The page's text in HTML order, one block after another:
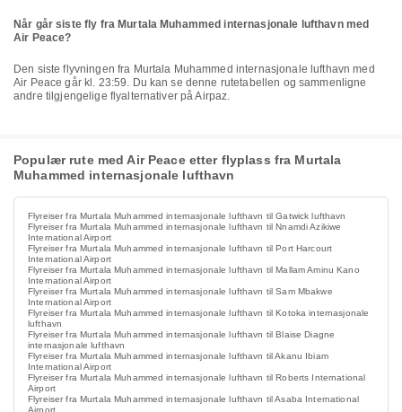
Når går siste fly fra Murtala Muhammed internasjonale lufthavn med
Air Peace?
Den siste flyvningen fra Murtala Muhammed internasjonale lufthavn med
Air Peace går kl. 23:59. Du kan se denne rutetabellen og sammenligne
andre tilgjengelige flyalternativer på Airpaz.
Populær rute med Air Peace etter flyplass fra Murtala
Muhammed internasjonale lufthavn
Flyreiser fra Murtala Muhammed internasjonale lufthavn til Gatwick lufthavn
Flyreiser fra Murtala Muhammed internasjonale lufthavn til Nnamdi Azikiwe
International Airport
Flyreiser fra Murtala Muhammed internasjonale lufthavn til Port Harcourt
International Airport
Flyreiser fra Murtala Muhammed internasjonale lufthavn til Mallam Aminu Kano
International Airport
Flyreiser fra Murtala Muhammed internasjonale lufthavn til Sam Mbakwe
International Airport
Flyreiser fra Murtala Muhammed internasjonale lufthavn til Kotoka internasjonale
lufthavn
Flyreiser fra Murtala Muhammed internasjonale lufthavn til Blaise Diagne
internasjonale lufthavn
Flyreiser fra Murtala Muhammed internasjonale lufthavn til Akanu Ibiam
International Airport
Flyreiser fra Murtala Muhammed internasjonale lufthavn til Roberts International
Airport
Flyreiser fra Murtala Muhammed internasjonale lufthavn til Asaba International
Airport